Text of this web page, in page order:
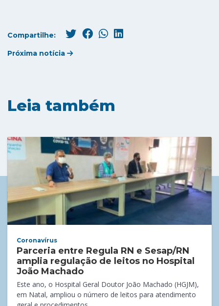
Compartilhe:
Próxima notícia
Leia também
Coronavírus
Parceria entre Regula RN e Sesap/RN
amplia regulação de leitos no Hospital
João Machado
Este ano, o Hospital Geral Doutor João Machado (HGJM),
em Natal, ampliou o número de leitos para atendimento